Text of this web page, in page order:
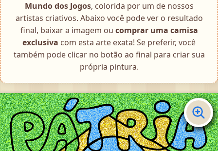
Mundo dos Jogos, colorida por um de nossos
artistas criativos. Abaixo você pode ver o resultado
final, baixar a imagem ou comprar uma camisa
exclusiva com esta arte exata! Se preferir, você
também pode clicar no botão ao final para criar sua
própria pintura.